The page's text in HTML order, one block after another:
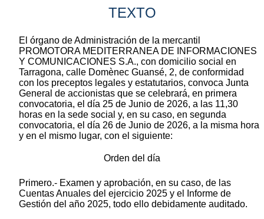
TEXTO
El órgano de Administración de la mercantil
PROMOTORA MEDITERRANEA DE INFORMACIONES
Y COMUNICACIONES S.A., con domicilio social en
Tarragona, calle Domènec Guansé, 2, de conformidad
con los preceptos legales y estatutarios, convoca Junta
General de accionistas que se celebrará, en primera
convocatoria, el día 25 de Junio de 2026, a las 11,30
horas en la sede social y, en su caso, en segunda
convocatoria, el día 26 de Junio de 2026, a la misma hora
y en el mismo lugar, con el siguiente:
Orden del día
Primero.- Examen y aprobación, en su caso, de las
Cuentas Anuales del ejercicio 2025 y el Informe de
Gestión del año 2025, todo ello debidamente auditado.